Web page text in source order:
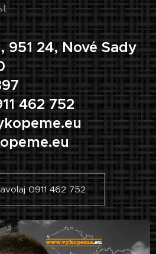
951 24, Nové Sady
462 752
0911 462 752